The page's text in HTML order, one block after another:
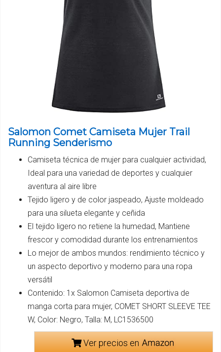
Salomon Comet Camiseta Mujer Trail
Running Senderismo
Camiseta técnica de mujer para cualquier actividad,
Ideal para una variedad de deportes y cualquier
aventura al aire libre
Tejido ligero y de color jaspeado, Ajuste moldeado
para una silueta elegante y ceñida
El tejido ligero no retiene la humedad, Mantiene
frescor y comodidad durante los entrenamientos
Lo mejor de ambos mundos: rendimiento técnico y
un aspecto deportivo y moderno para una ropa
versátil
Contenido: 1x Salomon Camiseta deportiva de
manga corta para mujer, COMET SHORT SLEEVE TEE
W, Color: Negro, Talla: M, LC1536500
Ver precios en